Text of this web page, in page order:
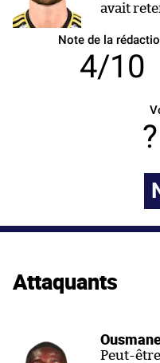
avait
Note de la
4/10
Attaquants
Peut-